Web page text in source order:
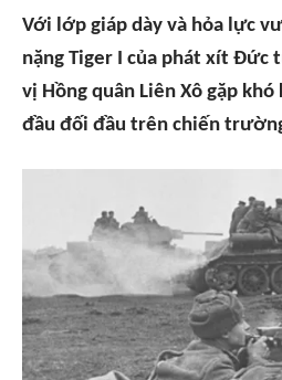
Với lớp giáp dày và hỏa lực
nặng Tiger I của phát xít Đức
vị Hồng quân Liên Xô gặp
đầu đối đầu trên chiến